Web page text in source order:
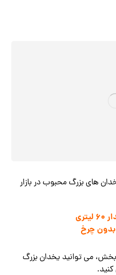
های بزرگ محبوب در بازار
می‌ توانید یخدان بزرگ